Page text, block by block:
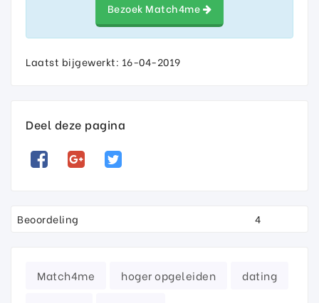
Bezoek Match4me
Laatst bijgewerkt: 16-04-2019
Deel deze pagina
Beoordeling 4
Match4me hoger opgeleiden
dating